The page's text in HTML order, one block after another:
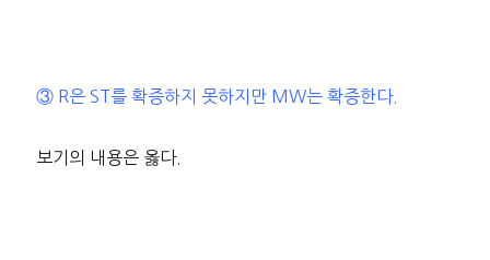
③ R은 ST를 확증하지 못하지만 MW는 확증한다.
보기의 내용은 옳다.